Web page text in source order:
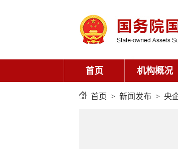
首页 机构概况
首页 > 新闻发布 > 央